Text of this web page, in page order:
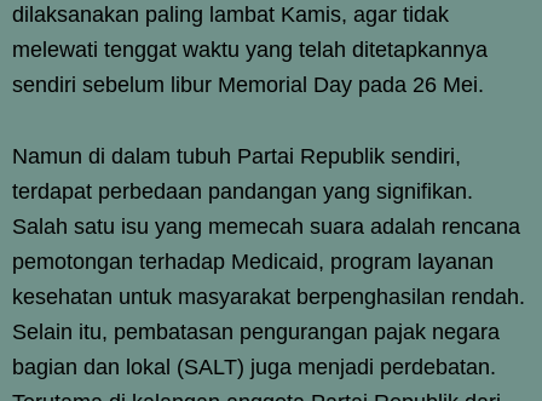
dilaksanakan paling lambat Kamis, agar tidak
melewati tenggat waktu yang telah ditetapkannya
sendiri sebelum libur Memorial Day pada 26 Mei.
Namun di dalam tubuh Partai Republik sendiri,
terdapat perbedaan pandangan yang signifikan.
Salah satu isu yang memecah suara adalah rencana
pemotongan terhadap Medicaid, program layanan
kesehatan untuk masyarakat berpenghasilan rendah.
Selain itu, pembatasan pengurangan pajak negara
bagian dan lokal (SALT) juga menjadi perdebatan.